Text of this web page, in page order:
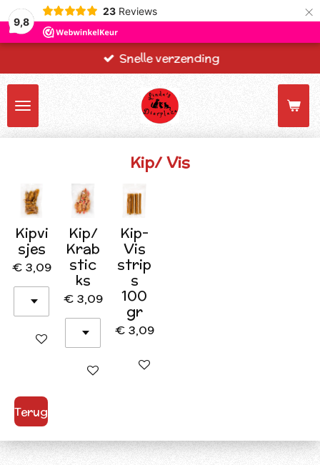
9,8
23 Reviews ×
Snelle verzending
Kip/ Vis
Kipvi
sjes
€ 3,09
In winkelwagen
Kip/
Krab
stic
ks
€ 3,09
In winkelwagen
Kip-
Vis
strip
s
100
gr
€ 3,09
In winkelwagen
Terug